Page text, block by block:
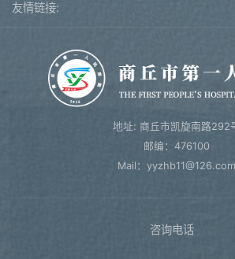
友情链接:
地址: 商丘市凯旋南路292
邮编：476100
Mail：yyzhb11@126.com
咨询电话